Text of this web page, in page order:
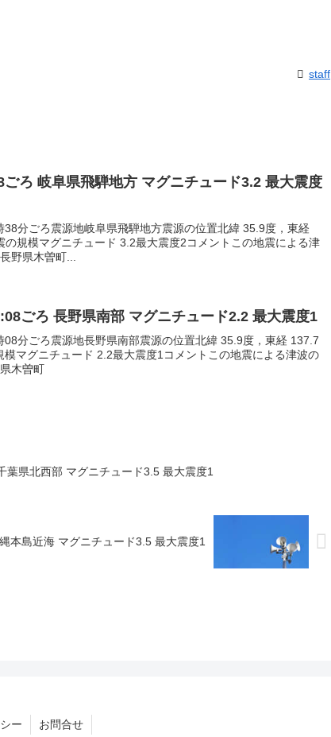
staff
ろ 岐阜県飛騨地方 マグニチュード3.2 最大震度
分ごろ震源地岐阜県飛騨地方震源の位置北緯 35.9度，東経
規模マグニチュード 3.2最大震度2コメントこの地震による津
野県木曽町...
ごろ 長野県南部 マグニチュード2.2 最大震度1
分ごろ震源地長野県南部震源の位置北緯 35.9度，東経 137.7
マグニチュード 2.2最大震度1コメントこの地震による津波の
木曽町
県北西部 マグニチュード3.5 最大震度1
本島近海 マグニチュード3.5 最大震度1
ー お問合せ